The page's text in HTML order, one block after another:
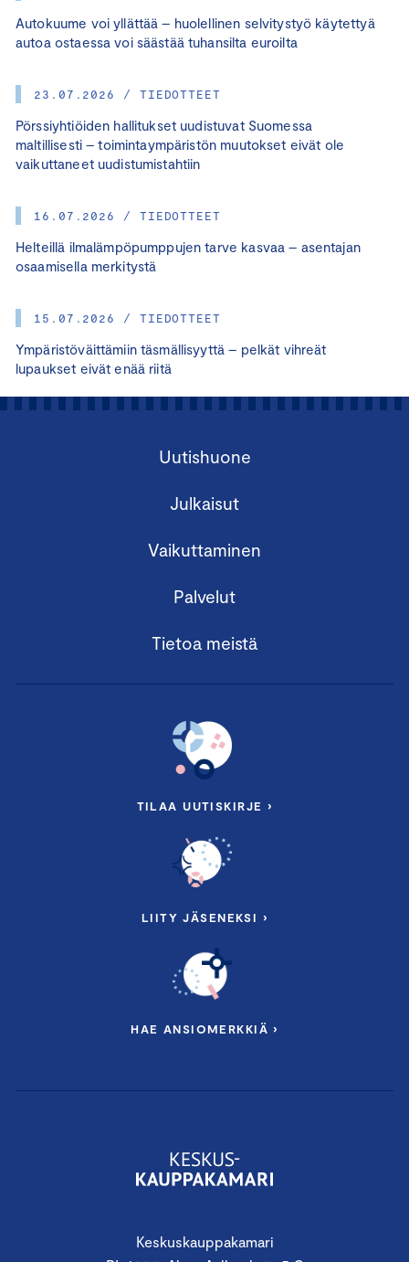
Autokuume voi yllättää – huolellinen selvitystyö käytettyä
autoa ostaessa voi säästää tuhansilta euroilta
23.07.2026 / TIEDOTTEET
Pörssiyhtiöiden hallitukset uudistuvat Suomessa
maltillisesti – toimintaympäristön muutokset eivät ole
vaikuttaneet uudistumistahtiin
16.07.2026 / TIEDOTTEET
Helteillä ilmalämpöpumppujen tarve kasvaa – asentajan
osaamisella merkitystä
15.07.2026 / TIEDOTTEET
Ympäristöväittämiin täsmällisyyttä – pelkät vihreät
lupaukset eivät enää riitä
Keskuskauppakamari
Uutishuone
Julkaisut
Vaikuttaminen
Palvelut
Tietoa meistä
TILAA UUTISKIRJE ›
LIITY JÄSENEKSI ›
HAE ANSIOMERKKIÄ ›